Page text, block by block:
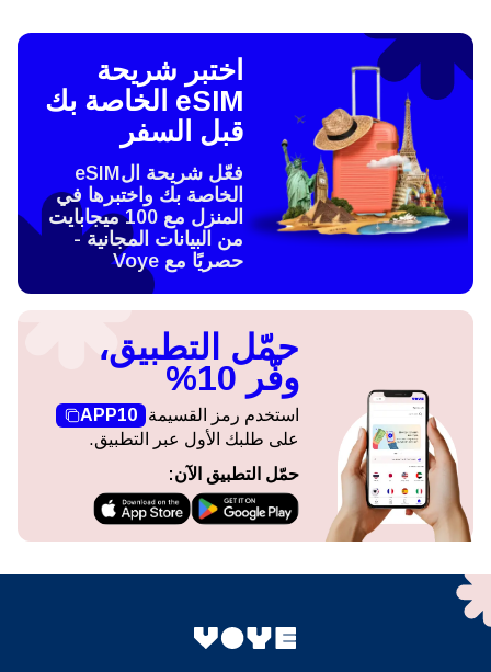
اختبر شريحة
eSIM الخاصة بك
قبل السفر
فعّل شريحة الeSIM
الخاصة بك واختبرها في
المنزل مع 100 ميجابايت
من البيانات المجانية -
حصريًا مع Voye
حمّل التطبيق،
وفّر 10%
استخدم رمز القسيمة
APP10
على طلبك الأول عبر التطبيق.
حمّل التطبيق الآن: